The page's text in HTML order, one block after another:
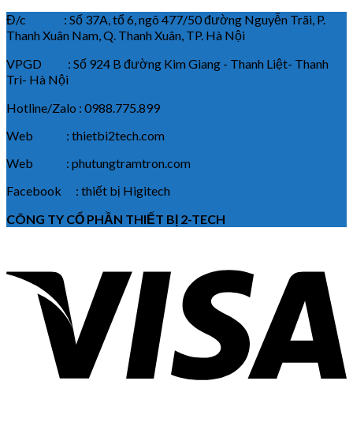
Đ/c : Số 37A, tổ 6, ngõ 477/50 đường Nguyễn Trãi, P.
Thanh Xuân Nam, Q. Thanh Xuân, TP. Hà Nội
VPGD : Số 924 B đường Kim Giang - Thanh Liệt- Thanh
Trì- Hà Nội
Hotline/Zalo : 0988.775.899
Web : thietbi2tech.com
Web : phutungtramtron.com
Facebook : thiết bị Higitech
CÔNG TY CỔ PHẦN THIẾT BỊ 2-TECH